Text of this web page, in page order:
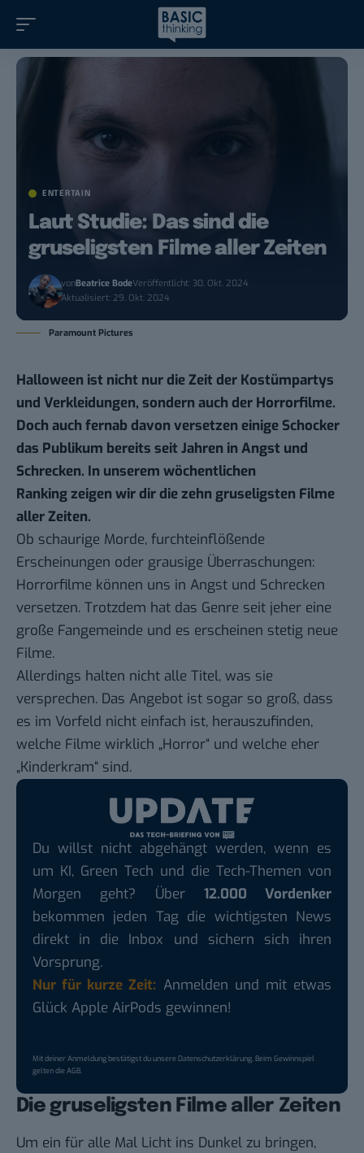
ENTERTAIN
Laut Studie: Das sind die
gruseligsten Filme aller Zeiten
vonBeatrice BodeVeröffentlicht: 30. Okt. 2024
Aktualisiert: 29. Okt. 2024
Paramount Pictures
Halloween ist nicht nur die Zeit der Kostümpartys
und Verkleidungen, sondern auch der Horrorfilme.
Doch auch fernab davon versetzen einige Schocker
das Publikum bereits seit Jahren in Angst und
Schrecken. In unserem wöchentlichen
Rankingzeigen wir dir die zehn gruseligsten Filme
aller Zeiten.
Ob schaurige Morde, furchteinflößende
Erscheinungen oder grausige Überraschungen:
Horrorfilme können uns in Angst und Schrecken
versetzen. Trotzdem hat das Genre seit jeher eine
große Fangemeinde und es erscheinen stetig neue
Filme.
Allerdings halten nicht alle Titel, was sie
versprechen. Das Angebot ist sogar so groß, dass
es im Vorfeld nicht einfach ist, herauszufinden,
welche Filme wirklich „Horror“ und welche eher
„Kinderkram“ sind.
Du willst nicht abgehängt werden, wenn es
um KI, Green Tech und die Tech-Themen von
Morgen geht? Über 12.000 Vordenker
bekommen jeden Tag die wichtigsten News
direkt in die Inbox und sichern sich ihren
Vorsprung.
Nur für kurze Zeit: Anmelden und mit etwas
Glück Apple AirPods gewinnen!
Mit deiner Anmeldung bestätigst du unsereDatenschutzerklärung. Beim Gewinnspiel
gelten dieAGB.
Die gruseligsten Filme aller Zeiten
Um ein für alle Mal Licht ins Dunkel zu bringen,